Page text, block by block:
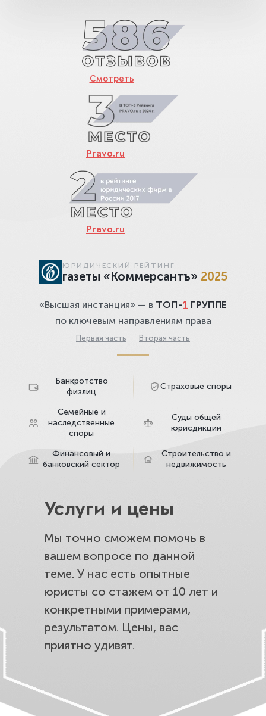
Смотреть
Pravo.ru
Pravo.ru
ЮРИДИЧЕСКИЙ РЕЙТИНГ
газеты «Коммерсантъ» 2025
«Высшая инстанция» — в ТОП-1 ГРУППЕ
по ключевым направлениям права
Первая часть Вторая часть
Банкротство
физлиц
Страховые споры
Семейные и
наследственные
споры
Суды общей
юрисдикции
Финансовый и
банковский сектор
Строительство и
недвижимость
Услуги и цены
Мы точно сможем помочь в
вашем вопросе по данной
теме. У нас есть опытные
юристы со стажем от 10 лет и
конкретными примерами,
результатом. Цены, вас
приятно удивят.